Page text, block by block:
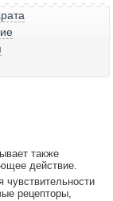
также
действие.
рецепторы,